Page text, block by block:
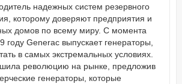
надежных систем резервного
которому доверяют предприятия и
домов по всему миру. С момента
году Generac выпускает генераторы,
в самых экстремальных условиях.
революцию на рынке, предложив
генераторы, которые